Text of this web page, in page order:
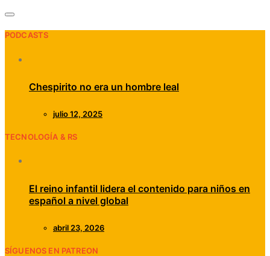
PODCASTS
Chespirito no era un hombre leal
julio 12, 2025
TECNOLOGÍA & RS
El reino infantil lidera el contenido para niños en
español a nivel global
abril 23, 2026
SÍGUENOS EN PATREON